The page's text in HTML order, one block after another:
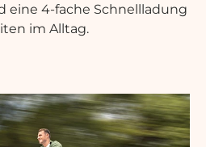
eine 4-fache Schnellladung
im Alltag.